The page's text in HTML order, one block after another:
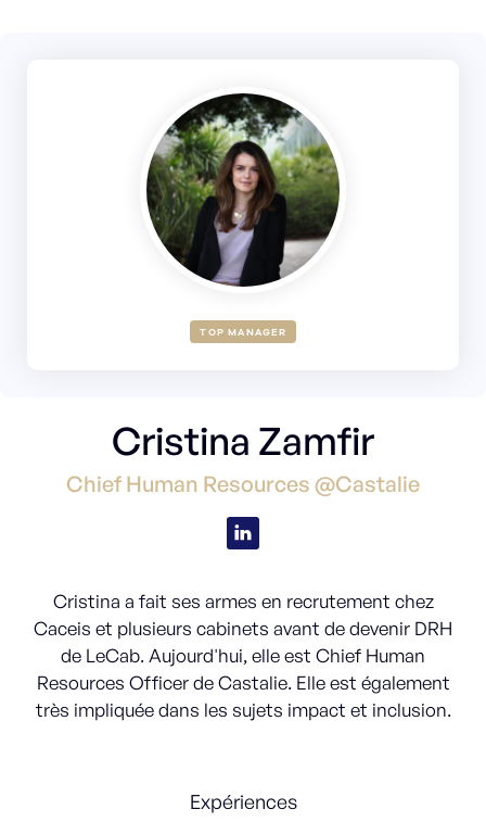
TOP MANAGER
Cristina Zamfir
Chief Human Resources @Castalie
Cristina a fait ses armes en recrutement chez
Caceis et plusieurs cabinets avant de devenir DRH
de LeCab. Aujourd'hui, elle est Chief Human
Resources Officer de Castalie. Elle est également
très impliquée dans les sujets impact et inclusion.
Expériences